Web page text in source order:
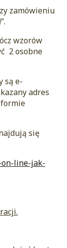
zamówieniu
wzorów
2 osobne
są e-
adres
formie
się
line-jak-